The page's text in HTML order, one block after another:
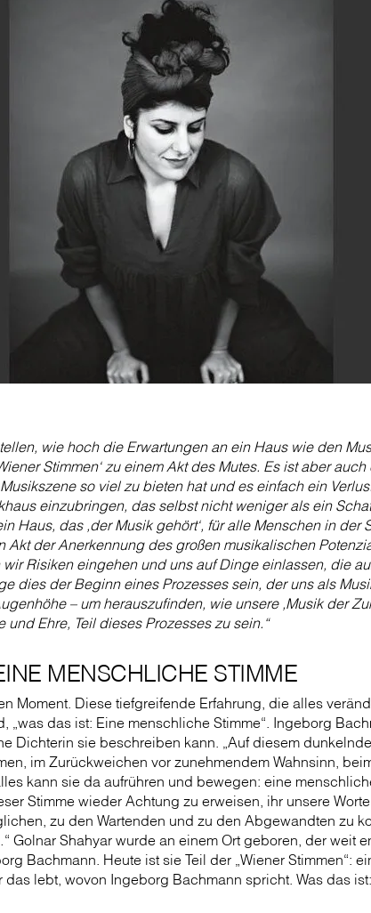
wie hoch die Erwartungen an ein Haus wie den
Stimmen‘ zu einem Akt des Mutes. Es ist aber
so viel zu bieten hat und es einfach ein
einzubringen, das selbst nicht weniger als ein
Haus, das ,der Musik gehört‘, für alle Menschen in der
Akt der Anerkennung des großen musikalischen
Risiken eingehen und uns auf Dinge einlassen, die
dies der Beginn eines Prozesses sein, der uns als
– um herauszufinden, wie unsere ,Musik der
und Ehre, Teil dieses Prozesses zu sein.“
MENSCHLICHE STIMME
Moment. Diese tiefgreifende Erfahrung, die alles
„was das ist: Eine menschliche Stimme“. Ingeborg
Dichterin sie beschreiben kann. „Auf diesem
im Zurückweichen vor zunehmendem Wahnsinn,
kann sie da aufrühren und bewegen: eine
Stimme wieder Achtung zu erweisen, ihr unsere
zu den Wartenden und zu den Abgewandten zu
Golnar Shahyar wurde an einem Ort geboren, der weit
Bachmann. Heute ist sie Teil der „Wiener Stimmen“:
das lebt, wovon Ingeborg Bachmann spricht. Was das